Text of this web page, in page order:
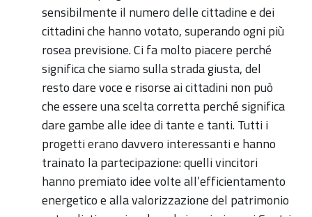
sensibilmente il numero delle cittadine e dei
cittadini che hanno votato, superando ogni più
rosea previsione. Ci fa molto piacere perché
significa che siamo sulla strada giusta, del
resto dare voce e risorse ai cittadini non può
che essere una scelta corretta perché significa
dare gambe alle idee di tante e tanti. Tutti i
progetti erano davvero interessanti e hanno
trainato la partecipazione: quelli vincitori
hanno premiato idee volte all’efficientamento
energetico e alla valorizzazione del patrimonio